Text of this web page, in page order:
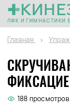
ЛФК И ГИМНАСТИКИ
Главная
188 просмотров